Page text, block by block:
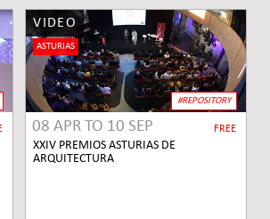
VIDEO
ASTURIAS
08 APR TO 10 SEP FREE
XXIV PREMIOS ASTURIAS DE
ARQUITECTURA
#REPOSITORY